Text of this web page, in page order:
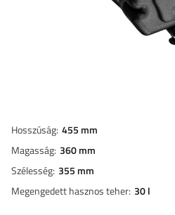
Hosszúság 455 mm
Magasság 360 mm
Szélesség 355 mm
Megengedett hasznos teher 30 l